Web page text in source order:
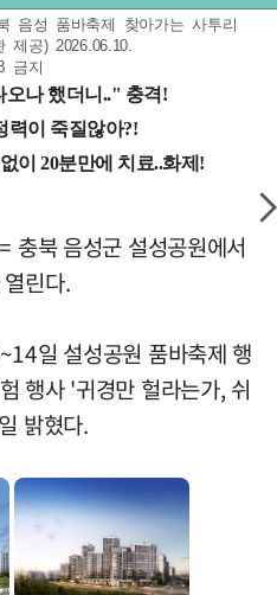
음성 품바축제 찾아가는 사투리
제공) 2026.06.10.
금지
충북 음성군 설성공원에서
린다.
일 설성공원 품바축제 행
행사 '귀경만 헐라는가, 쉬
밝혔다.